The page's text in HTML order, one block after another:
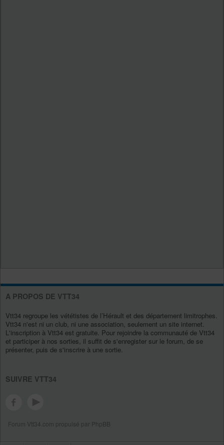
A PROPOS DE VTT34
Vtt34 regroupe les vététistes de l’Hérault et des département limitrophes.
Vtt34 n'est ni un club, ni une association, seulement un site internet.
L'inscription à Vtt34 est gratuite. Pour rejoindre la communauté de Vtt34
et participer à nos sorties, il suffit de s'enregister sur le forum, de se
présenter, puis de s'inscrire à une sortie.
SUIVRE VTT34
Forum Vtt34.com propulsé par PhpBB